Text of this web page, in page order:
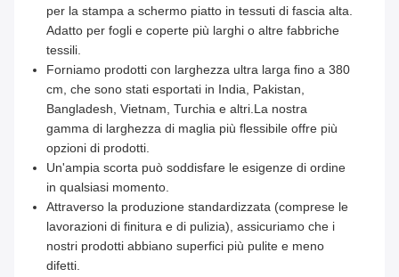
per la stampa a schermo piatto in tessuti di fascia alta.
Adatto per fogli e coperte più larghi o altre fabbriche
tessili.
Forniamo prodotti con larghezza ultra larga fino a 380
cm, che sono stati esportati in India, Pakistan,
Bangladesh, Vietnam, Turchia e altri.La nostra
gamma di larghezza di maglia più flessibile offre più
opzioni di prodotti.
Un'ampia scorta può soddisfare le esigenze di ordine
in qualsiasi momento.
Attraverso la produzione standardizzata (comprese le
lavorazioni di finitura e di pulizia), assicuriamo che i
nostri prodotti abbiano superfici più pulite e meno
difetti.